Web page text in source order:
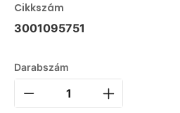
Cikkszám
3001095751
Darabszám